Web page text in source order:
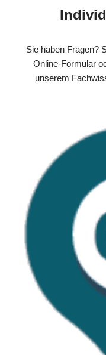
Sie haben Fragen?
Online-Formular
unserem